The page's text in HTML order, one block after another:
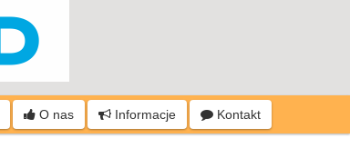
O nas Informacje Kontakt